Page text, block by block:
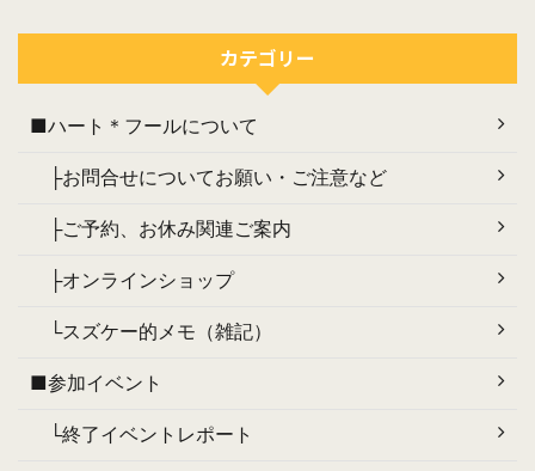
カテゴリー
■ハート＊フールについて
├お問合せについてお願い・ご注意など
├ご予約、お休み関連ご案内
├オンラインショップ
└スズケー的メモ（雑記）
■参加イベント
└終了イベントレポート